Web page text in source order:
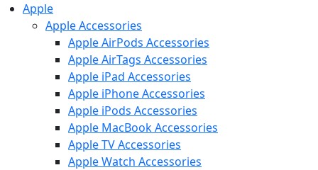
Apple
Apple Accessories
Apple AirPods Accessories
Apple AirTags Accessories
Apple iPad Accessories
Apple iPhone Accessories
Apple iPods Accessories
Apple MacBook Accessories
Apple TV Accessories
Apple Watch Accessories